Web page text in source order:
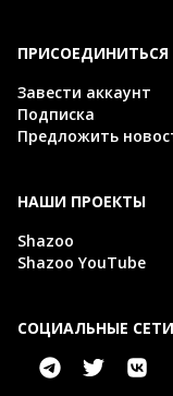
ПРИСОЕДИНИТЬСЯ
Завести аккаунт
Подписка
Предложить
НАШИ ПРОЕКТЫ
Shazoo
Shazoo YouTube
СОЦИАЛЬНЫЕ СЕТИ